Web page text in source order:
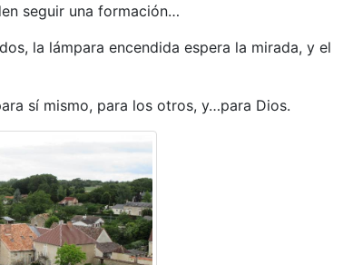
seguir una formación…
la lámpara encendida espera la mirada, y el
sí mismo, para los otros, y…para Dios.